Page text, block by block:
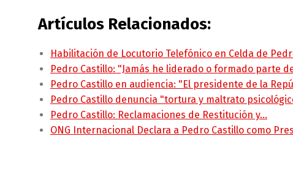
Artículos Relacionados:
Habilitación de Locutorio Telefónico en Celda de
Pedro Castillo: "Jamás he liderado o formado parte
Pedro Castillo en audiencia: "El presidente de la
Pedro Castillo denuncia "tortura y maltrato
Pedro Castillo: Reclamaciones de Restitución y…
ONG Internacional Declara a Pedro Castillo como